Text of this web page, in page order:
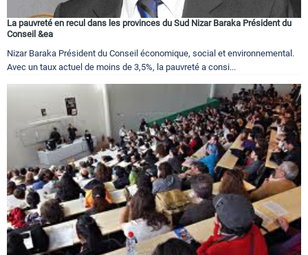
La pauvreté en recul dans les provinces du Sud Nizar Baraka Président du
Conseil &ea
Nizar Baraka Président du Conseil économique, social et environnemental.
Avec un taux actuel de moins de 3,5%, la pauvreté a consi...